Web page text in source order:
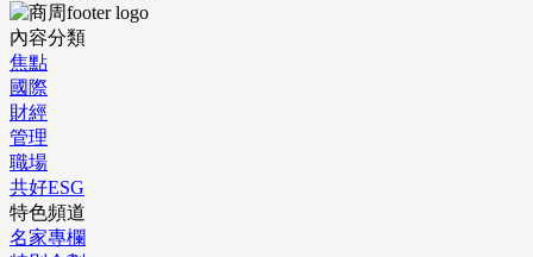
內容分類
焦點
國際
財經
管理
職場
共好ESG
特色頻道
名家專欄